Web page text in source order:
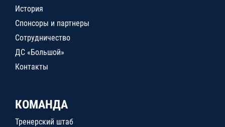
История
Спонсоры и партнеры
Сотрудничество
ДС «Большой»
Контакты
КОМАНДА
Тренерский штаб